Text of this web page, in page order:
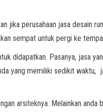
jika perusahaan jasa desain
sempat untuk pergi ke
didapatkan. Pasanya, jasa
yang memiliki sedikit waktu,
arsiteknya. Melainkan anda